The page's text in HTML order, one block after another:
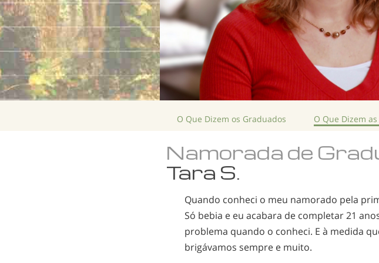
O Que Dizem os Graduados O Que Dizem
Namorada de
Tara S.
Quando conheci o meu namorado pela
Só bebia e eu acabara de completar 21
problema quando o conheci. E à medida
brigávamos sempre e muito.